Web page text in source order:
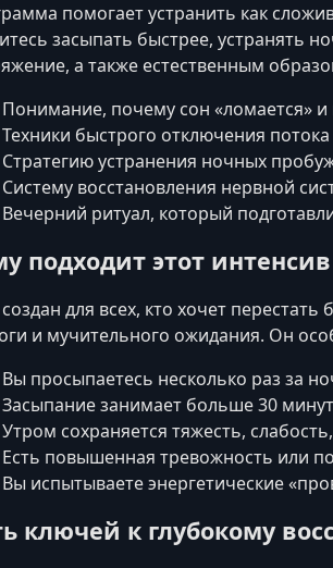
помогает устранить как
засыпать быстрее, устранять
а также естественным
Понимание, почему сон «ломается» и
Техники быстрого отключения
Стратегию устранения ночных
Систему восстановления нервной
Вечерний ритуал, который
подходит этот интенсив
для всех, кто хочет
и мучительного ожидания. Он
Вы просыпаетесь несколько раз за
Засыпание занимает больше 30 минут
Утром сохраняется тяжесть,
Есть повышенная тревожность или
Вы испытываете энергетические
ключей к глубокому